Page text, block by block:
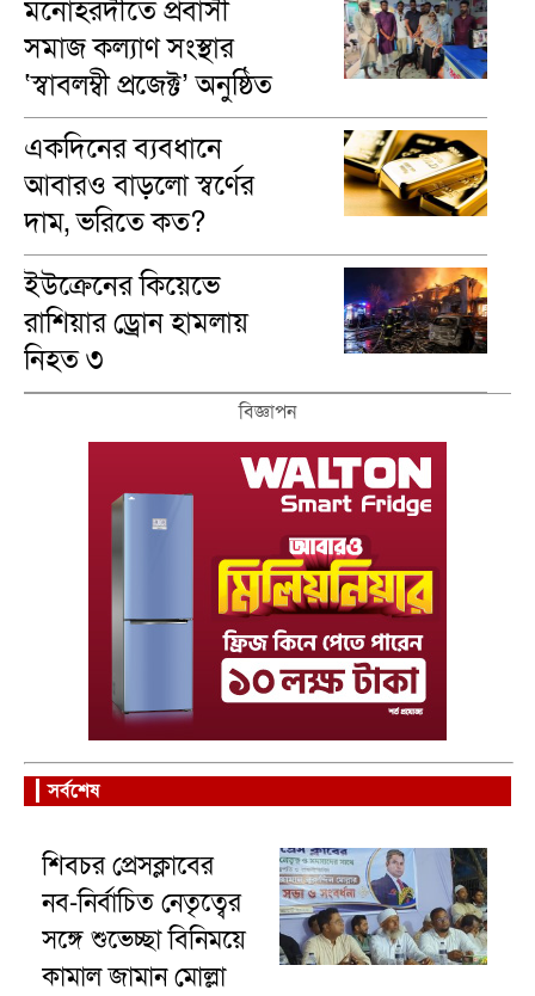
মনোহরদীতে প্রবাসী
সমাজ কল্যাণ সংস্থার
‘স্বাবলম্বী প্রজেক্ট’ অনুষ্ঠিত
একদিনের ব্যবধানে
আবারও বাড়লো স্বর্ণের
দাম, ভরিতে কত?
ইউক্রেনের কিয়েভে
রাশিয়ার ড্রোন হামলায়
নিহত ৩
বিজ্ঞাপন
সর্বশেষ
শিবচর প্রেসক্লাবের
নব-নির্বাচিত নেতৃত্বের
সঙ্গে শুভেচ্ছা বিনিময়ে
কামাল জামান মোল্লা